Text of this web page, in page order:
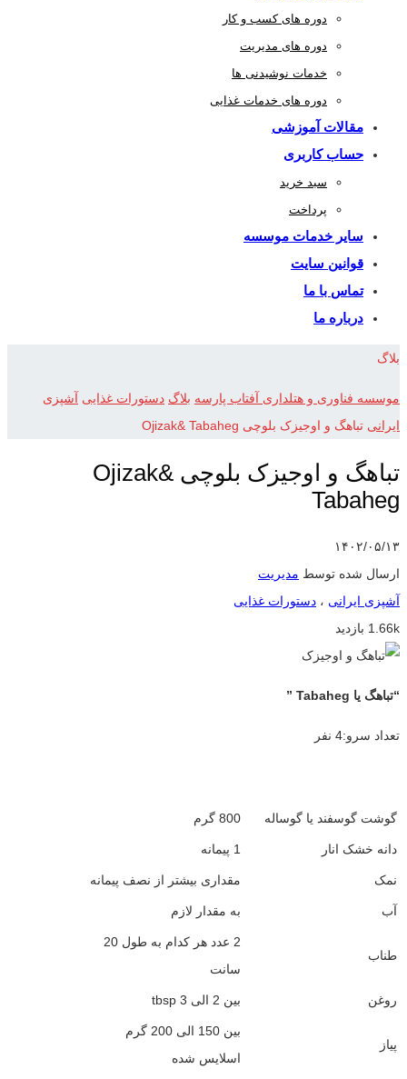
دوره های کسب و کار
دوره های مدیریت
خدمات نوشیدنی ها
دوره های خدمات غذایی
مقالات آموزشی
حساب کاربری
سبد خرید
پرداخت
سایر خدمات موسسه
قوانین سایت
تماس با ما
درباره ما
بلاگ
موسسه فناوری و هتلداری آفتاب پارسه بلاگ دستورات غذایی آشپزی
ایرانی تباهگ و اوجیزک بلوچی Ojizak& Tabaheg
تباهگ و اوجیزک بلوچی Ojizak&
Tabaheg
۱۴۰۲/۰۵/۱۳
ارسال شده توسط مدیریت
آشپزی ایرانی ، دستورات غذایی
1.66k بازدید
“تباهگ یا Tabaheg ”
تعداد سرو:4 نفر
گوشت گوسفند یا گوساله 800 گرم
دانه خشک انار 1 پیمانه
نمک مقداری بیشتر از نصف پیمانه
آب به مقدار لازم
طناب
2 عدد هر کدام به طول 20
سانت
روغن بین 2 الی 3 tbsp
پیاز
بین 150 الی 200 گرم
اسلایس شده